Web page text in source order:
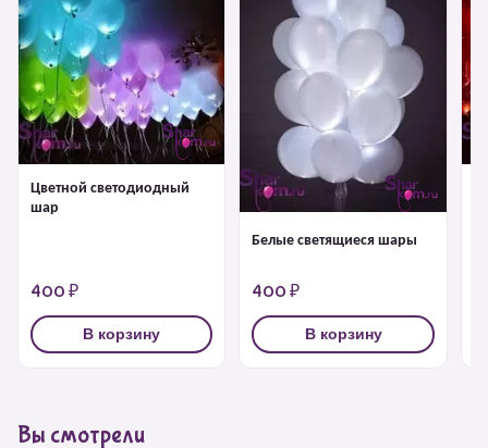
Цветной светодиодный
шар
400 ₽
В корзину
Белые светящиеся шары
400 ₽
В корзину
Вы смотрели